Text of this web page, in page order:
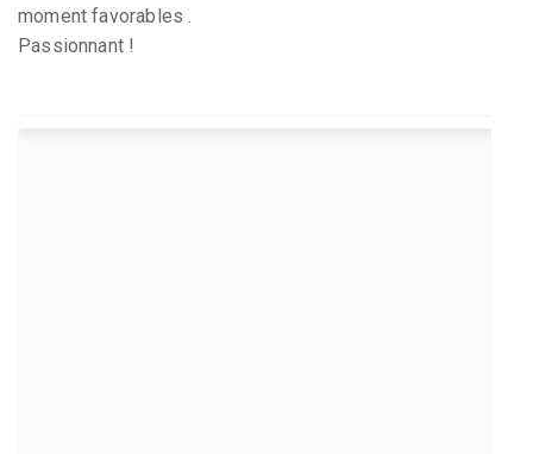
moment favorables .
Passionnant !